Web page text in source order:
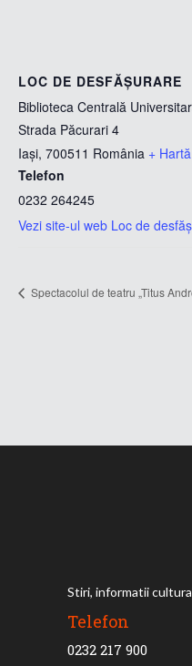
LOC DE DESFĂȘURARE
Biblioteca Centrală
Strada Păcurari 4
Iași, 700511 România +
Telefon
0232 264245
Vezi site-ul web Loc de
Spectacolul de teatru „Titus
Stiri, informatii
Telefon
0232 217 900